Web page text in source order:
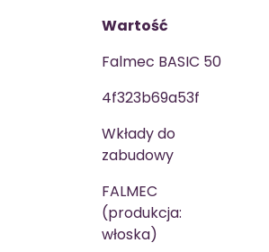
Wartość
Falmec BASIC 50
4f323b69a53f
Wkłady do
zabudowy
FALMEC
(produkcja:
włoska)